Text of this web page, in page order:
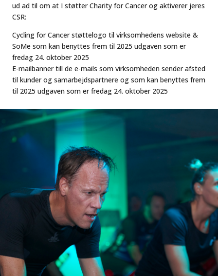
ud ad til om at I støtter Charity for Cancer og aktiverer jeres
CSR:
Cycling for Cancer støttelogo til virksomhedens website &
SoMe som kan benyttes frem til 2025 udgaven som er
fredag 24. oktober 2025
E-mailbanner till de e-mails som virksomheden sender afsted
til kunder og samarbejdspartnere og som kan benyttes frem
til 2025 udgaven som er fredag 24. oktober 2025